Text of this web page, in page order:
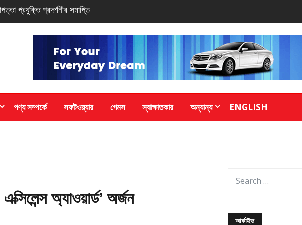
সিরিজ স্মার্টফোন
পণ্য সম্পর্কে সফটওয়্যার গেমস স্বাক্ষাতকার অন্যান্য ENGLISH
অ্যাওয়ার্ড’ অর্জন
আর্কাইভ